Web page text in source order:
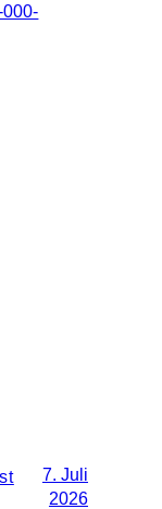
000-
7. Juli
2026